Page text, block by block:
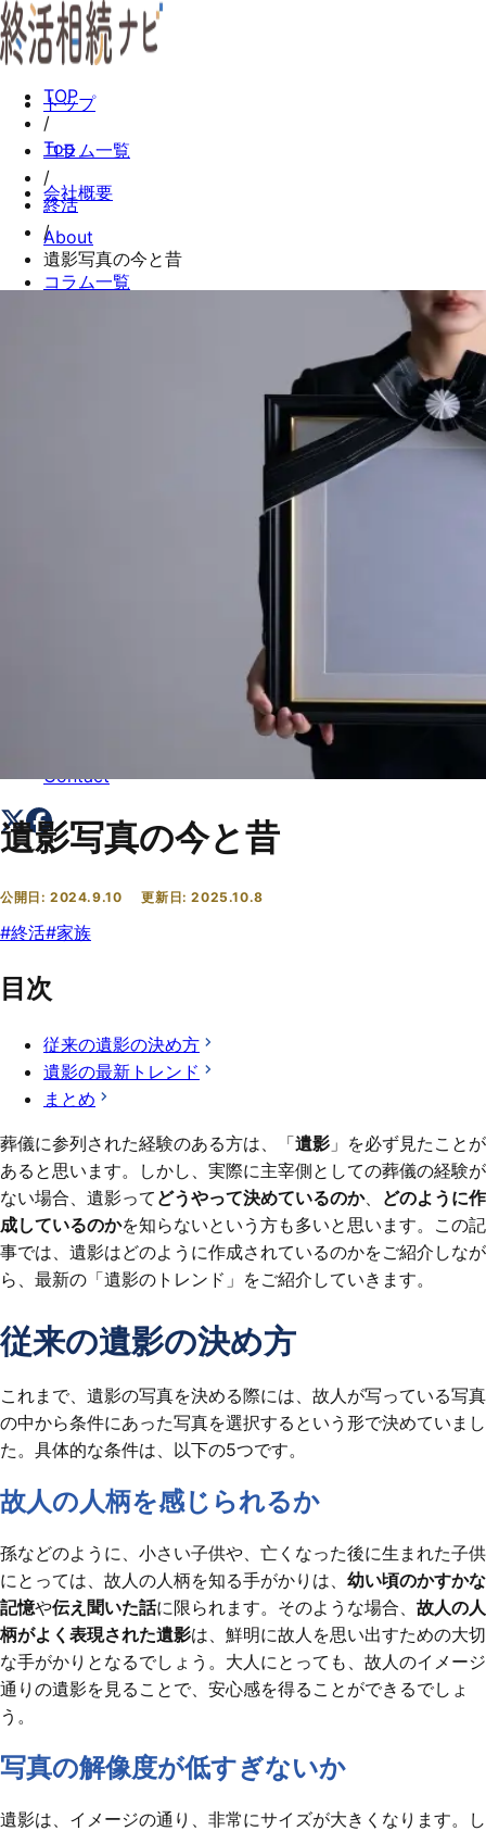
トップ
Top
会社概要
About
コラム一覧
Contact
TOP
/
コラム一覧
/
終活
/
遺影写真の今と昔
遺影写真の今と昔
公開日:2024.9.10 更新日:2025.10.8
#終活#家族
目次
従来の遺影の決め方
遺影の最新トレンド
まとめ
葬儀に参列された経験のある方は、「遺影 」を必ず見たことが
あると思います。しかし、実際に主宰側としての葬儀の経験が
ない場合、遺影って どうやって決めているのか、 どのように作
成しているのかを知らないという方も多いと思います。この記
事では、遺影はどのように作成されているのかをご紹介しなが
ら、最新の「遺影のトレンド」をご紹介していきます。
従来の遺影の決め方
これまで、遺影の写真を決める際には、故人が写っている写真
の中から条件にあった写真を選択するという形で決めていまし
た。具体的な条件は、以下の5つです。
故人の人柄を感じられるか
孫などのように、小さい子供や、亡くなった後に生まれた子供
にとっては、故人の人柄を知る手がかりは、 幼い頃のかすかな
記憶や伝え聞いた話に限られます。そのような場合、 故人の人
柄がよく表現された遺影は、鮮明に故人を思い出すための大切
な手がかりとなるでしょう。大人にとっても、故人のイメージ
通りの遺影を見ることで、安心感を得ることができるでしょ
う。
写真の解像度が低すぎないか
遺影は、イメージの通り、非常にサイズが大きくなります。し